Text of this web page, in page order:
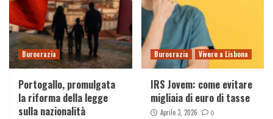
Burocrazia
Portogallo, promulgata
la riforma della legge
sulla nazionalità
Burocrazia Vivere a Lisbona
IRS Jovem: come evitare
migliaia di euro di tasse
Aprile 3, 2026 0